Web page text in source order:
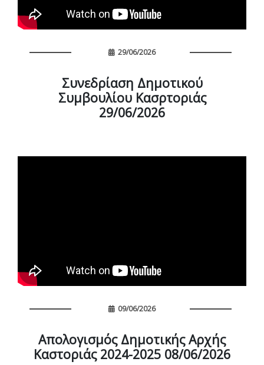
29/06/2026
Συνεδρίαση Δημοτικού
Συμβουλίου Κασρτοριάς
29/06/2026
09/06/2026
Απολογισμός Δημοτικής Αρχής
Καστοριάς 2024-2025 08/06/2026